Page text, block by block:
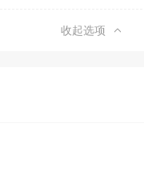
收起选项